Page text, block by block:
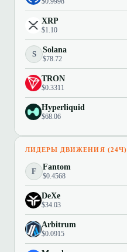
XRP
$1.10
S Solana
$78.72
TRON
$0.3311
Hyperliquid
$68.06
ЛИДЕРЫ ДВИЖЕНИЯ (24Ч)
F Fantom
$0.4568
DeXe
$34.03
Arbitrum
$0.0915